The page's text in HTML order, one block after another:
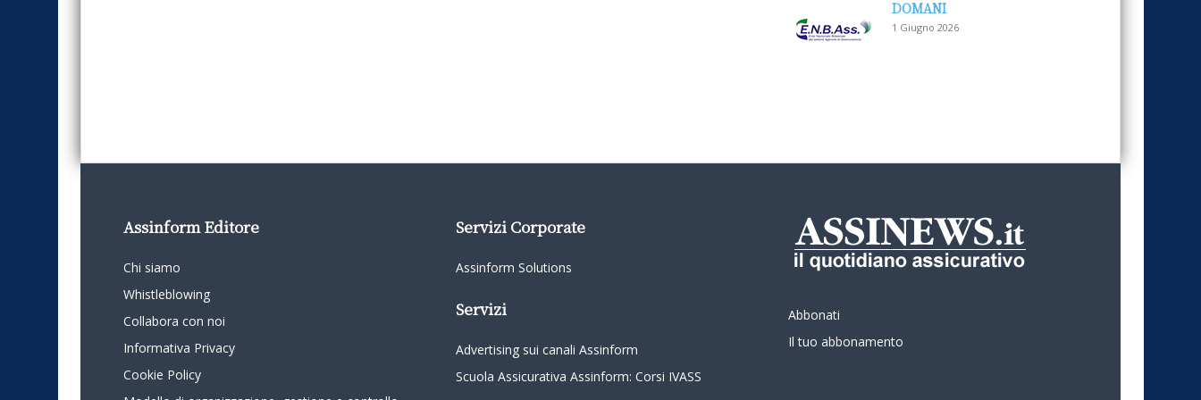
DOMANI
1 Giugno 2026
Assinform Editore
Chi siamo
Whistleblowing
Collabora con noi
Informativa Privacy
Cookie Policy
Servizi Corporate
Assinform Solutions
Servizi
Advertising sui canali Assinform
Scuola Assicurativa Assinform: Corsi IVASS
Abbonati
Il tuo abbonamento